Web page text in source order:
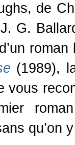
de
G.
(1989),
vous
qu’on